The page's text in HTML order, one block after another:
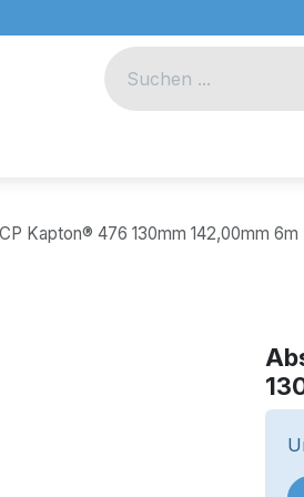
Kapton® 476 130mm 142,00mm 6m